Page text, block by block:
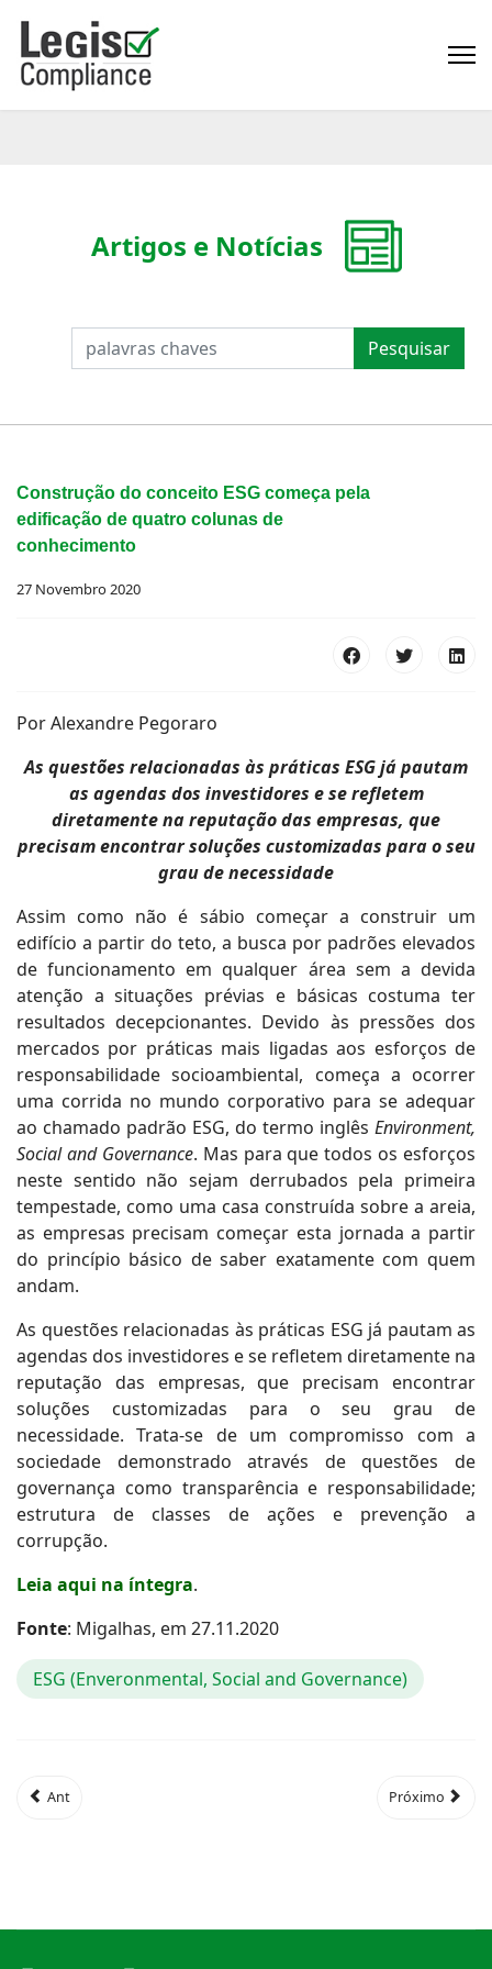
PESQUISAR Pesquisar
Artigos e Notícias
Construção do conceito ESG começa pela
edificação de quatro colunas de
conhecimento
27 Novembro 2020
Por Alexandre Pegoraro
As questões relacionadas às práticas ESG já pautam
as agendas dos investidores e se refletem
diretamente na reputação das empresas, que
precisam encontrar soluções customizadas para o seu
grau de necessidade
Assim como não é sábio começar a construir um
edifício a partir do teto, a busca por padrões elevados
de funcionamento em qualquer área sem a devida
atenção a situações prévias e básicas costuma ter
resultados decepcionantes. Devido às pressões dos
mercados por práticas mais ligadas aos esforços de
responsabilidade socioambiental, começa a ocorrer
uma corrida no mundo corporativo para se adequar
ao chamado padrão ESG, do termo inglês Environment,
Social and Governance. Mas para que todos os esforços
neste sentido não sejam derrubados pela primeira
tempestade, como uma casa construída sobre a areia,
as empresas precisam começar esta jornada a partir
do princípio básico de saber exatamente com quem
andam.
As questões relacionadas às práticas ESG já pautam as
agendas dos investidores e se refletem diretamente na
reputação das empresas, que precisam encontrar
soluções customizadas para o seu grau de
necessidade. Trata-se de um compromisso com a
sociedade demonstrado através de questões de
governança como transparência e responsabilidade;
estrutura de classes de ações e prevenção a
corrupção.
Leia aqui na íntegra.
Fonte: Migalhas, em 27.11.2020
ESG (Enveronmental, Social and Governance)
Ant Próximo